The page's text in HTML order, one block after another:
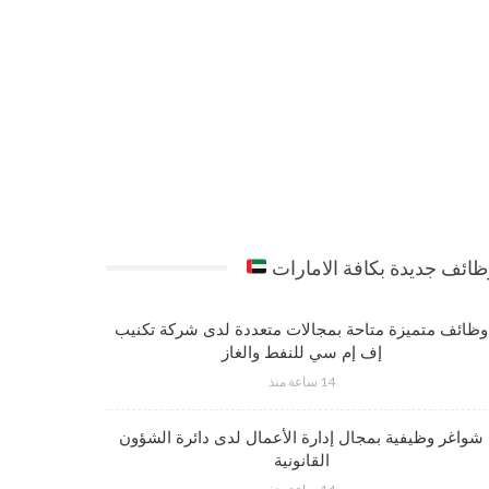
جديدة بكافة الامارات
وظائف متميزة متاحة بمجالات متعددة لدى شركة تكنيب
إف إم سي للنفط والغاز
14 ساعة منذ
شواغر وظيفية بمجال إدارة الأعمال لدى دائرة الشؤون
القانونية